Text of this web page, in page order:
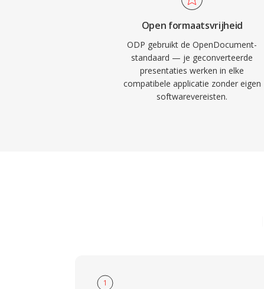
Open formaatsvrijheid
ODP gebruikt de OpenDocument-
standaard — je geconverteerde
presentaties werken in elke
compatibele applicatie zonder eigen
softwarevereisten.
1